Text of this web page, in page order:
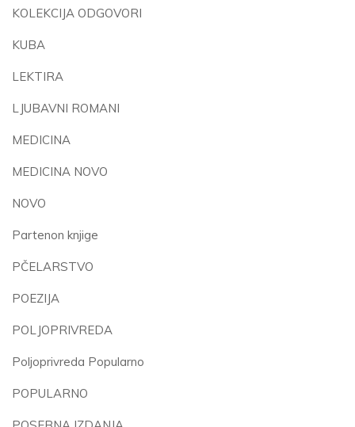
KOLEKCIJA ODGOVORI
KUBA
LEKTIRA
LJUBAVNI ROMANI
MEDICINA
MEDICINA NOVO
NOVO
Partenon knjige
PČELARSTVO
POEZIJA
POLJOPRIVREDA
Poljoprivreda Popularno
POPULARNO